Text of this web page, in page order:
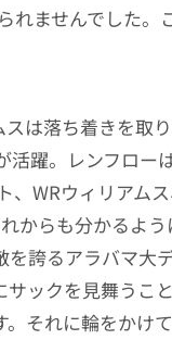
れませんでした。
は落ち着きを取
活躍。レンフロー
WRウィリアム
からも分かるよ
誇るアラバマ大
ックを見舞うこ
それに輪をかけ